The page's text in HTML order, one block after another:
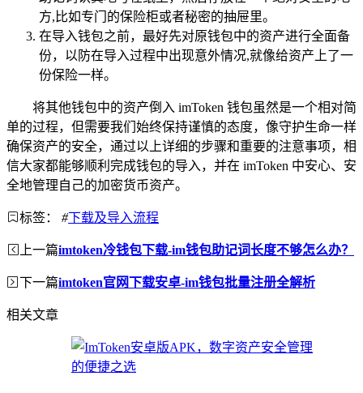
方,比如专门的保险柜或者秘密的抽屉里。
在导入钱包之前，最好先对原钱包中的资产进行全面备
份，以防在导入过程中出现意外情况,就像给资产上了一
份保险一样。
将其他钱包中的资产倒入 imToken 钱包虽然是一个相对简
单的过程，但需要我们始终保持谨慎的态度，像守护生命一样
确保资产的安全，通过以上详细的步骤和重要的注意事项，相
信大家都能够顺利完成钱包的导入，并在 imToken 中安心、安
全地管理自己的加密货币资产。
标签： #下载及导入流程
上一篇imtoken冷钱包下载-im钱包助记词长度不够怎么办？
下一篇imtoken官网下载安卓-im钱包批量注册全解析
相关文章